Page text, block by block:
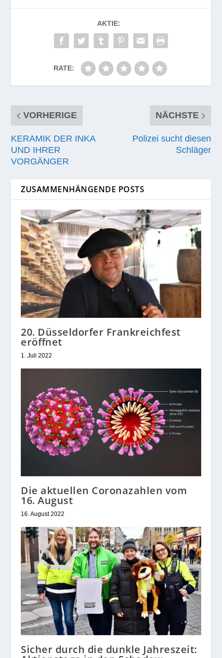
AKTIE:
RATE:
VORHERIGE
KERAMIK DER INKA
UND IHRER
VORGÄNGER
NÄCHSTE
Polizei sucht diesen
Schläger
ZUSAMMENHÄNGENDE POSTS
20. Düsseldorfer Frankreichfest
eröffnet
1. Juli 2022
Die aktuellen Coronazahlen vom
16. August
16. August 2022
Sicher durch die dunkle Jahreszeit: